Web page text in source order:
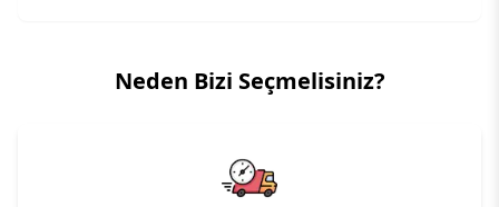
Neden Bizi Seçmelisiniz?